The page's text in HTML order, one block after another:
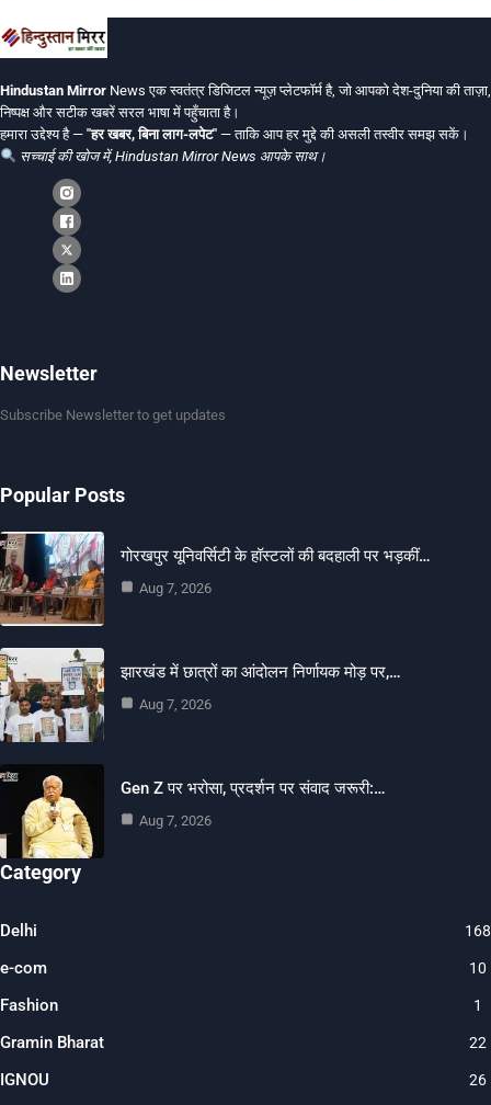
Hindustan Mirror News एक स्वतंत्र डिजिटल न्यूज़ प्लेटफॉर्म है, जो आपको देश-दुनिया की ताज़ा,
निष्पक्ष और सटीक खबरें सरल भाषा में पहुँचाता है।
हमारा उद्देश्य है — "हर खबर, बिना लाग-लपेट" — ताकि आप हर मुद्दे की असली तस्वीर समझ सकें।
सच्चाई की खोज में, Hindustan Mirror News आपके साथ।
Newsletter
Subscribe Newsletter to get updates
Popular Posts
गोरखपुर यूनिवर्सिटी के हॉस्टलों की बदहाली पर भड़कीं…
Aug 7, 2026
झारखंड में छात्रों का आंदोलन निर्णायक मोड़ पर,…
Aug 7, 2026
Gen Z पर भरोसा, प्रदर्शन पर संवाद जरूरी:…
Aug 7, 2026
Category
Delhi
e-com 10
Fashion 1
Gramin Bharat 22
IGNOU 26